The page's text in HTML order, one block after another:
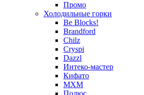
Промо
Холодильные горки
Be Blocks!
Brandford
Chilz
Cryspi
Dazzl
Интеко-мастер
Кифато
МХМ
Полюс